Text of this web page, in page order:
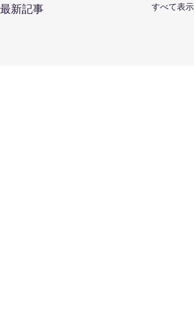
最新記事 すべて表示